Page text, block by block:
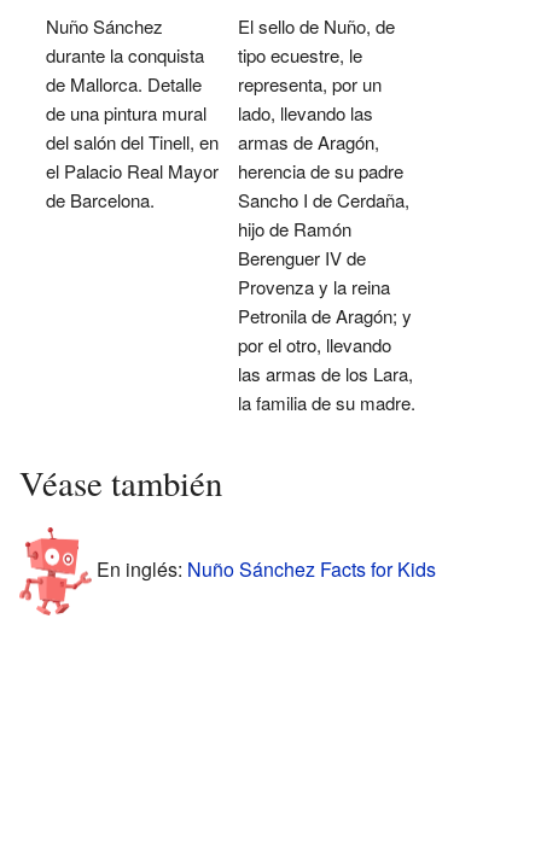
Nuño Sánchez
durante la conquista
de Mallorca. Detalle
de una pintura mural
del salón del Tinell, en
el Palacio Real Mayor
de Barcelona.
El sello de Nuño, de
tipo ecuestre, le
representa, por un
lado, llevando las
armas de Aragón,
herencia de su padre
Sancho I de Cerdaña,
hijo de Ramón
Berenguer IV de
Provenza y la reina
Petronila de Aragón; y
por el otro, llevando
las armas de los Lara,
la familia de su madre.
Véase también
En inglés: Nuño Sánchez Facts for Kids